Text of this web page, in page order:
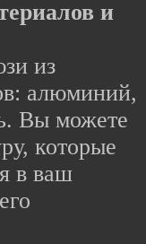
и
из
алюминий,
Вы можете
которые
в ваш